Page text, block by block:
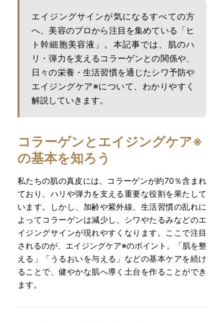
エイジングサインが気になるすべての方
へ、美容のプロから注目を集めている「ヒ
ト幹細胞美容液」。本記事では、肌のハ
リ・弾力を支えるコラーゲンとの関係や、
日々の栄養・生活習慣を通じたシワ予防や
エイジングケア※について、わかりやすく
解説していきます。
コラーゲンとエイジングケア※
の基本を知ろう
私たちの肌の真皮には、コラーゲンが約70％含まれ
ており、ハリや弾力を支える重要な役割を果たして
います。しかし、加齢や紫外線、生活習慣の乱れに
よってコラーゲンは減少し、シワやたるみなどのエ
イジングサインが現れやすくなります。ここで注目
されるのが、エイジングケア※のポイント。「肌を整
える」「うるおいを与える」などの基本ケアを続け
ることで、健やかな肌へ導く土台を作ることができ
ます。